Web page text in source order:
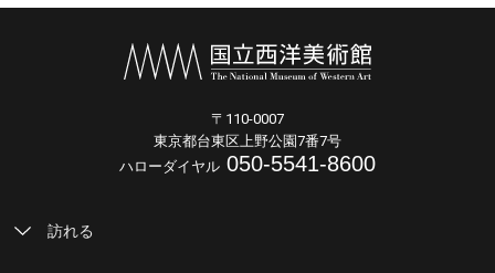
〒110-0007
東京都台東区上野公園7番7号
ハローダイヤル 050-5541-8600
訪れる